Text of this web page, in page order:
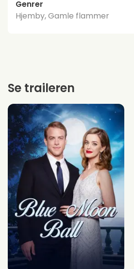
Genrer
Hjemby, Gamle flammer
Se traileren